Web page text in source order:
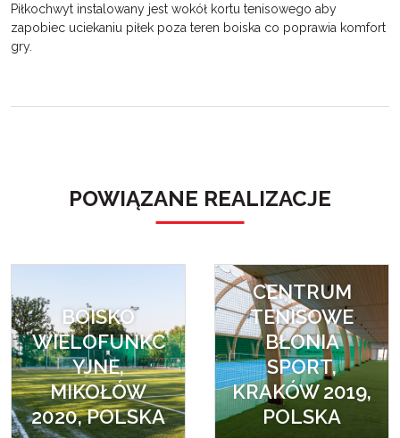
Piłkochwyt instalowany jest wokół kortu tenisowego aby
zapobiec uciekaniu piłek poza teren boiska co poprawia komfort
gry.
POWIĄZANE REALIZACJE
BOISKO
WIELOFUNKC
YJNE,
MIKOŁÓW
2020, POLSKA
CENTRUM
TENISOWE
BŁONIA
SPORT,
KRAKÓW 2019,
POLSKA